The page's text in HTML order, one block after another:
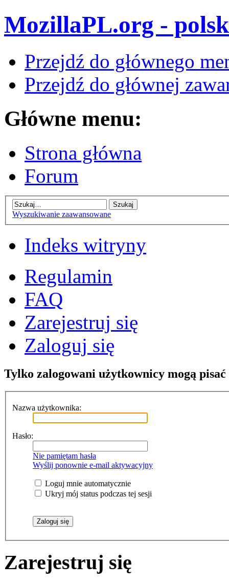
MozillaPL.org -
Przejdź do głównego
Przejdź do głównej
Główne menu:
Strona główna
Forum
Wyszukiwanie zaawansowane
Indeks witryny
Regulamin
FAQ
Zarejestruj się
Zaloguj się
Tylko zalogowani użytkownicy mogą
Nazwa użytkownika:
Hasło:
Nie pamiętam hasła
Wyślij ponownie e-mail aktywacyjny
Loguj mnie automatycznie
Ukryj mój status podczas tej sesji
Zarejestruj się